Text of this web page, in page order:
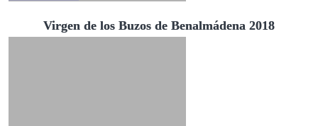
Virgen de los Buzos de Benalmádena 2018